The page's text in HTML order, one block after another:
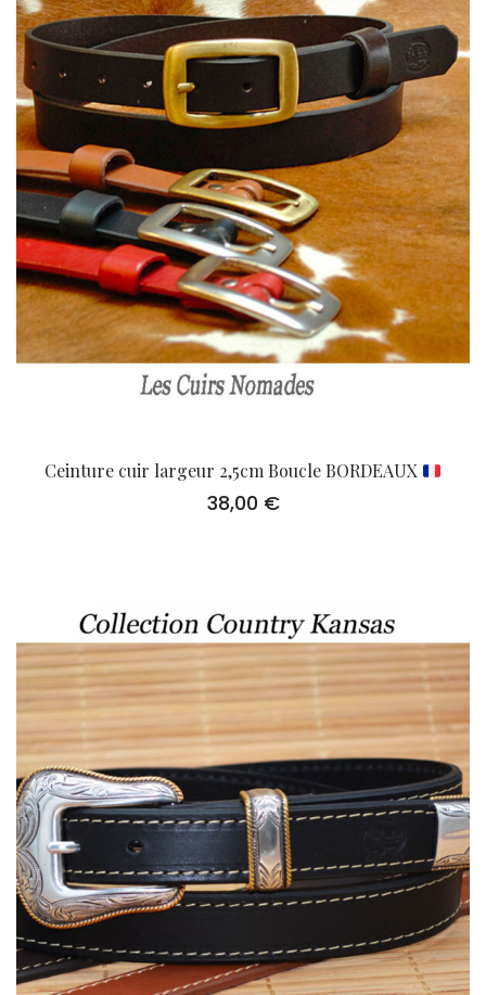
Ceinture cuir largeur 2,5cm Boucle BORDEAUX
38,00 €